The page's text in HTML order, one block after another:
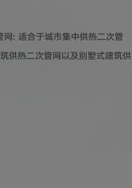
网: 适合于城市集中供热二次管
供热二次管网以及别墅式建筑供